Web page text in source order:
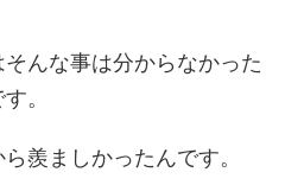
んな事は分からなかった
。
羨ましかったんです。